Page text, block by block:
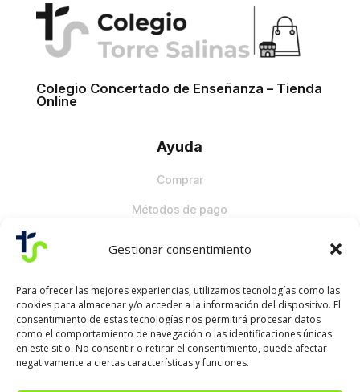
Gestionar consentimiento
Para ofrecer las mejores experiencias, utilizamos tecnologías como las
cookies para almacenar y/o acceder a la información del dispositivo. El
consentimiento de estas tecnologías nos permitirá procesar datos
como el comportamiento de navegación o las identificaciones únicas
en este sitio. No consentir o retirar el consentimiento, puede afectar
negativamente a ciertas características y funciones.
Colegio Concertado de Enseñanza – Tienda
Online
Ayuda
Comprar
Métodos de pago
Ubicación
Teléfono
Correo Electrónico